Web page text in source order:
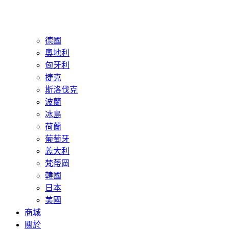
德國
奧地利
匈牙利
捷克
斯洛伐克
波蘭
冰島
荷蘭
葡萄牙
義大利
梵蒂岡
韓國
日本
美國
商城
關於